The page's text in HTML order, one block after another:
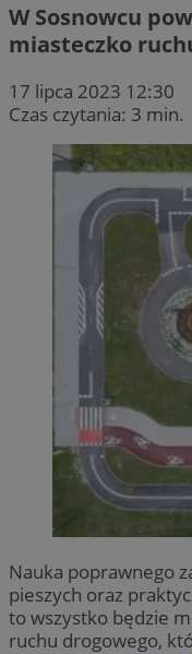
W Sosnowcu
miasteczko
17 lipca 2023 12:30
Czas czytania: 3 min.
Nauka poprawnego
pieszych oraz
to wszystko będzie
ruchu drogowego,